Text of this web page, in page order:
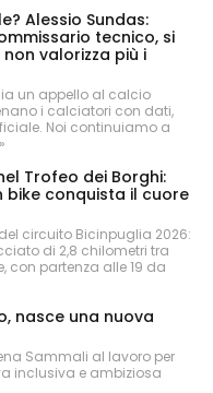
Alessio Sundas:
tecnico, si
valorizza più i
un appello al calcio
i calciatori con dati,
Noi continuiamo a
Trofeo dei Borghi:
conquista il cuore
circuito Bicinpuglia 2026:
di 2,8 chilometri tra
con partenza alle 19 da
nasce una nuova
Sammali al lavoro per
inclusiva e ambiziosa